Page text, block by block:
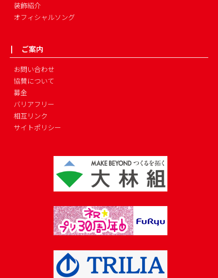
装飾紹介
オフィシャルソング
ご案内
お問い合わせ
協賛について
募金
バリアフリー
相互リンク
サイトポリシー